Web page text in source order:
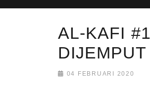
AL-KAFI
DIJEMPUT
04 FEBRUARI 2020